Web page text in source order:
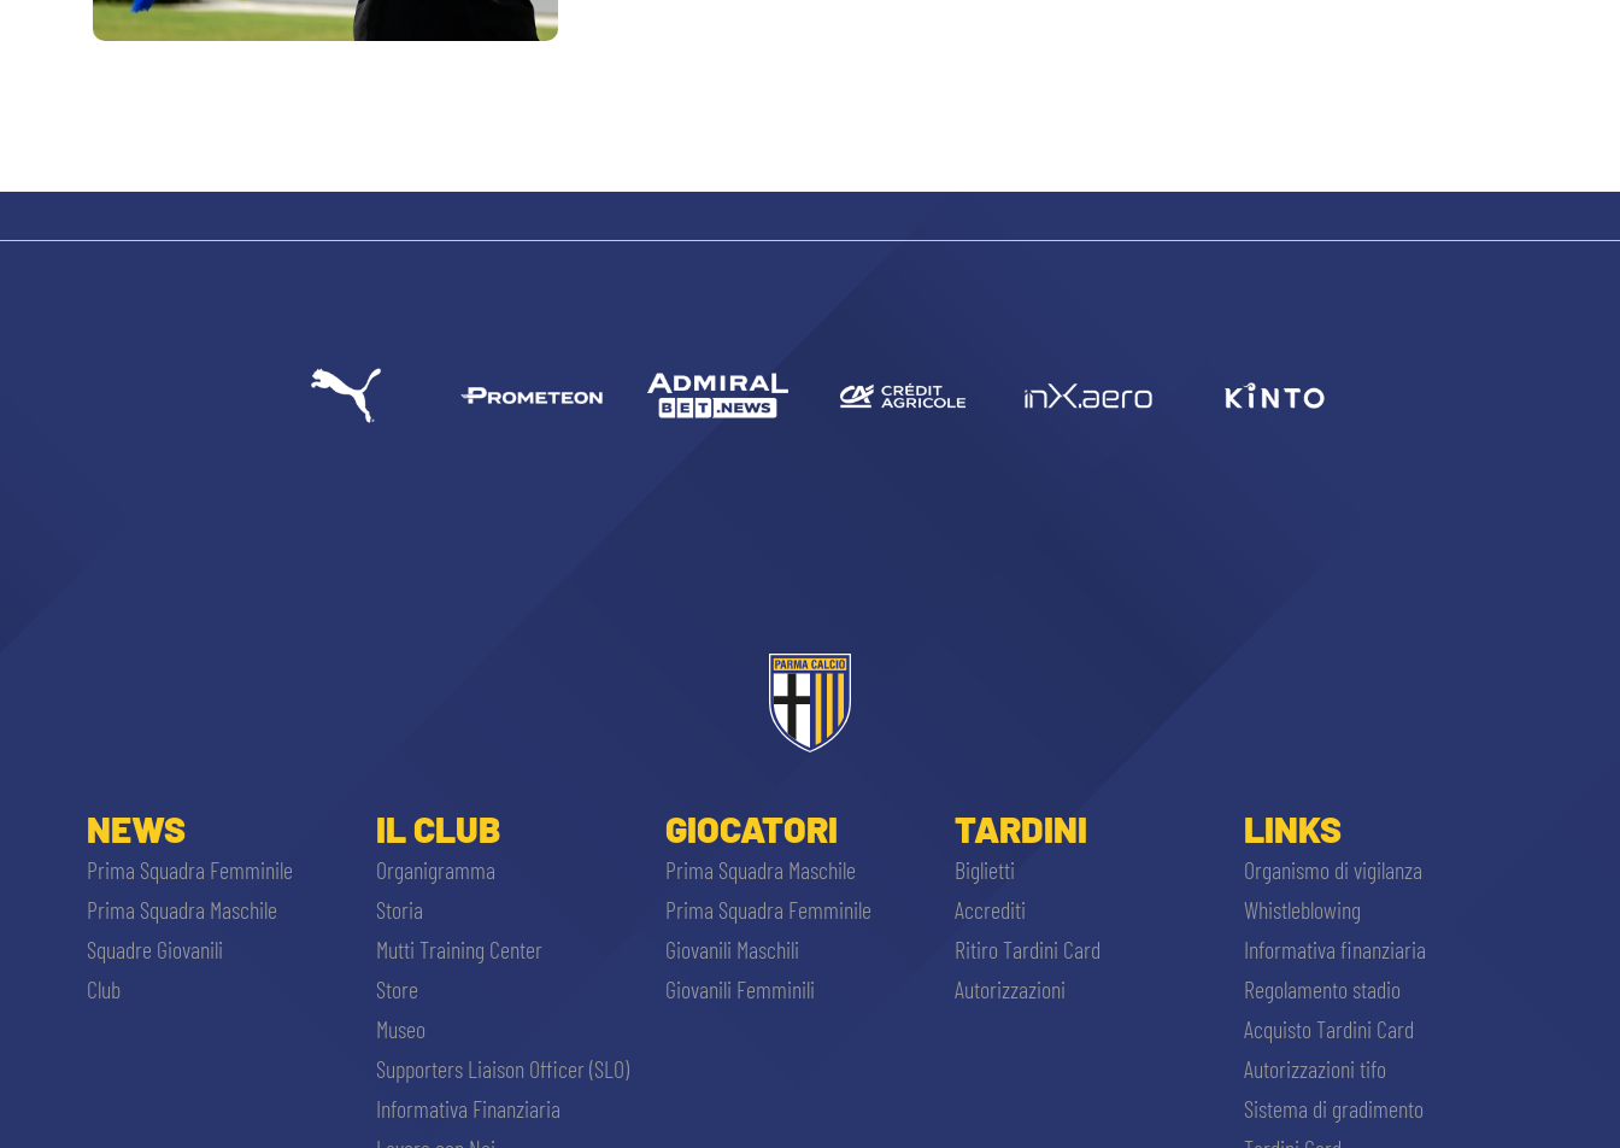
NEWS
Prima Squadra Femminile
Prima Squadra Maschile
Squadre Giovanili
Club
IL CLUB
Organigramma
Storia
Mutti Training Center
Store
Museo
Supporters Liaison Officer (SLO)
Informativa Finanziaria
GIOCATORI
Prima Squadra Maschile
Prima Squadra Femminile
Giovanili Maschili
Giovanili Femminili
TARDINI
Biglietti
Accrediti
Ritiro Tardini Card
Autorizzazioni
LINKS
Organismo di vigilanza
Whistleblowing
Informativa finanziaria
Regolamento stadio
Acquisto Tardini Card
Autorizzazioni tifo
Sistema di gradimento